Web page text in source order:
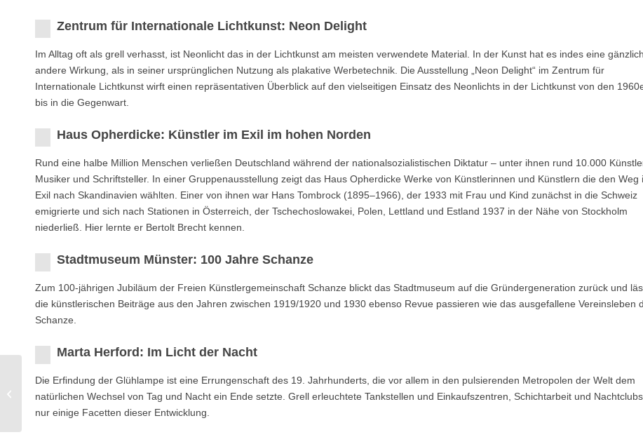
Zentrum für Internationale Lichtkunst: Neon Delight
Im Alltag oft als grell verhasst, ist Neonlicht das in der Lichtkunst am meisten verwendete Material. In der Kunst hat es indes eine gänzlich
andere Wirkung, als in seiner ursprünglichen Nutzung als plakative Werbetechnik. Die Ausstellung „Neon Delight“ im Zentrum für
Internationale Lichtkunst wirft einen repräsentativen Überblick auf den vielseitigen Einsatz des Neonlichts in der Lichtkunst von den
bis in die Gegenwart.
Haus Opherdicke: Künstler im Exil im hohen Norden
Rund eine halbe Million Menschen verließen Deutschland während der nationalsozialistischen Diktatur – unter ihnen rund 10.000
Musiker und Schriftsteller. In einer Gruppenausstellung zeigt das Haus Opherdicke Werke von Künstlerinnen und Künstlern die den Weg
Exil nach Skandinavien wählten. Einer von ihnen war Hans Tombrock (1895–1966), der 1933 mit Frau und Kind zunächst in die Schweiz
emigrierte und sich nach Stationen in Österreich, der Tschechoslowakei, Polen, Lettland und Estland 1937 in der Nähe von Stockholm
niederließ. Hier lernte er Bertolt Brecht kennen.
Stadtmuseum Münster: 100 Jahre Schanze
Zum 100-jährigen Jubiläum der Freien Künstlergemeinschaft Schanze blickt das Stadtmuseum auf die Gründergeneration zurück und
die künstlerischen Beiträge aus den Jahren zwischen 1919/1920 und 1930 ebenso Revue passieren wie das ausgefallene Vereinsleben
Schanze.
Marta Herford: Im Licht der Nacht
Die Erﬁndung der Glühlampe ist eine Errungenschaft des 19. Jahrhunderts, die vor allem in den pulsierenden Metropolen der Welt dem
natürlichen Wechsel von Tag und Nacht ein Ende setzte. Grell erleuchtete Tankstellen und Einkaufszentren, Schichtarbeit und
nur einige Facetten dieser Entwicklung.
FARB Borken:
Grafische Meisterblätter